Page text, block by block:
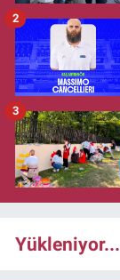
2
3
Yükleniyor...